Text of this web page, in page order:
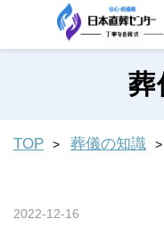
葬
TOP 葬儀の知識
2022-12-16